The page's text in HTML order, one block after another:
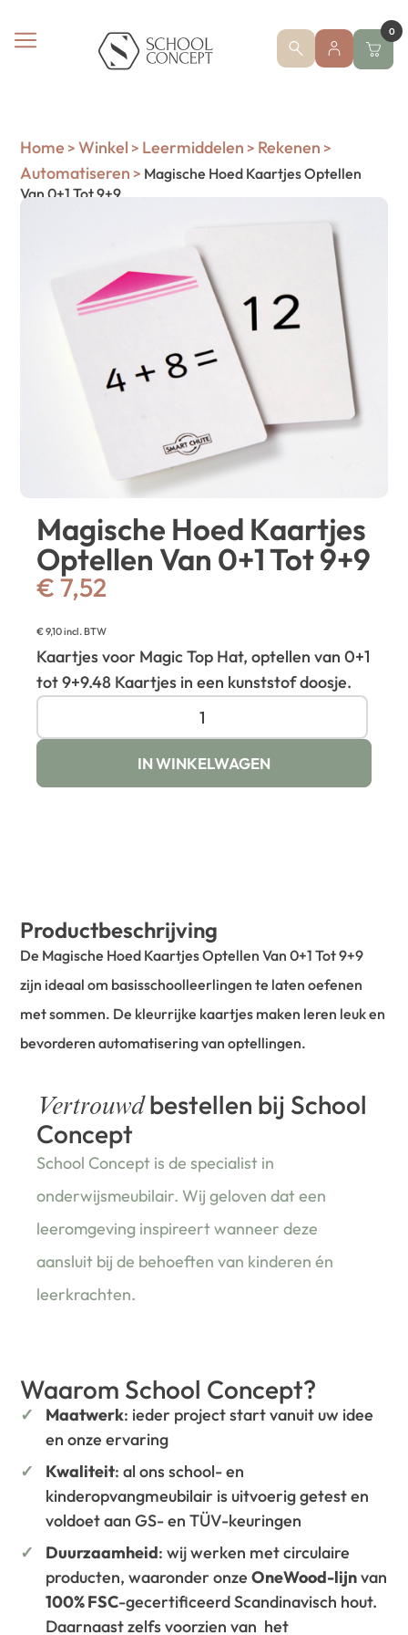
0
Home > Winkel > Leermiddelen > Rekenen >
Automatiseren > Magische Hoed Kaartjes Optellen
Van 0+1 Tot 9+9
Magische Hoed Kaartjes
Optellen Van 0+1 Tot 9+9
€ 7,52
€9,10incl. BTW
Kaartjes voor Magic Top Hat, optellen van 0+1
tot 9+9.48 Kaartjes in een kunststof doosje.
IN WINKELWAGEN
Productbeschrijving
De Magische Hoed Kaartjes Optellen Van 0+1 Tot 9+9
zijn ideaal om basisschoolleerlingen te laten oefenen
met sommen. De kleurrijke kaartjes maken leren leuk en
bevorderen automatisering van optellingen.
Vertrouwdbestellen bij School
Concept
School Concept is de specialist in
onderwijsmeubilair. Wij geloven dat een
leeromgeving inspireert wanneer deze
aansluit bij de behoeften van kinderen én
leerkrachten.
Waarom School Concept?
Maatwerk: ieder project start vanuit uw idee
en onze ervaring
Kwaliteit: al ons school- en
kinderopvangmeubilair is uitvoerig getest en
voldoet aan GS- en TÜV-keuringen
Duurzaamheid: wij werken met circulaire
producten, waaronder onzeOneWood-lijnvan
100% FSC-gecertificeerd Scandinavisch hout.
Daarnaast zelfs voorzien van het